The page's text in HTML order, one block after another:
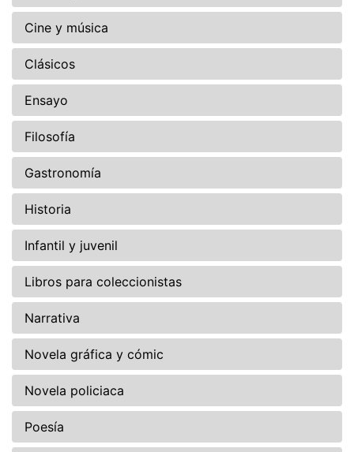
Cine y música
Clásicos
Ensayo
Filosofía
Gastronomía
Historia
Infantil y juvenil
Libros para coleccionistas
Narrativa
Novela gráfica y cómic
Novela policiaca
Poesía